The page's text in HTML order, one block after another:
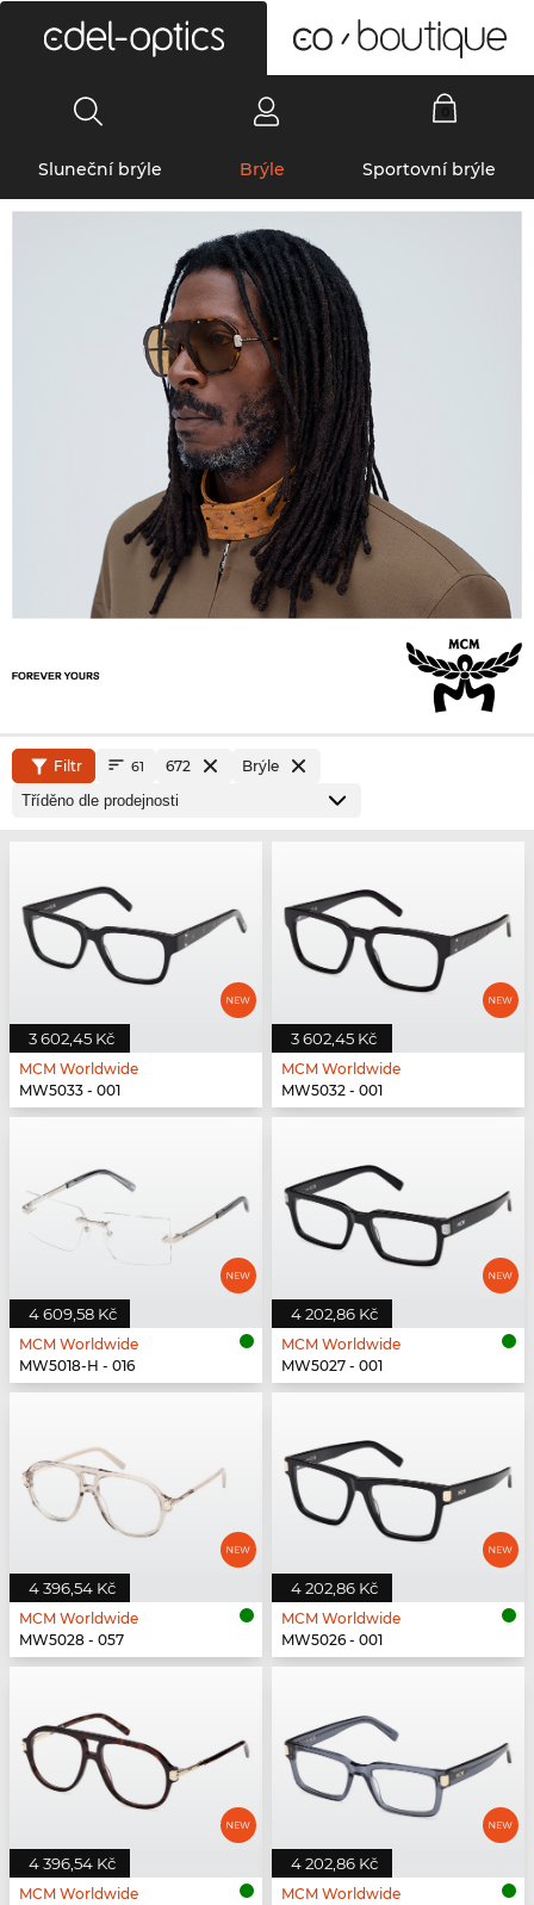
Sluneční brýle Brýle Sportovní brýle
Filtr 61 672 Brýle
3 602,45 Kč
MCM Worldwide
MW5033 - 001
3 602,45 Kč
MCM Worldwide
MW5032 - 001
4 609,58 Kč
MCM Worldwide
MW5018-H - 016
4 202,86 Kč
MCM Worldwide
MW5027 - 001
4 396,54 Kč
MCM Worldwide
MW5028 - 057
4 202,86 Kč
MCM Worldwide
MW5026 - 001
4 396,54 Kč
MCM Worldwide
4 202,86 Kč
MCM Worldwide